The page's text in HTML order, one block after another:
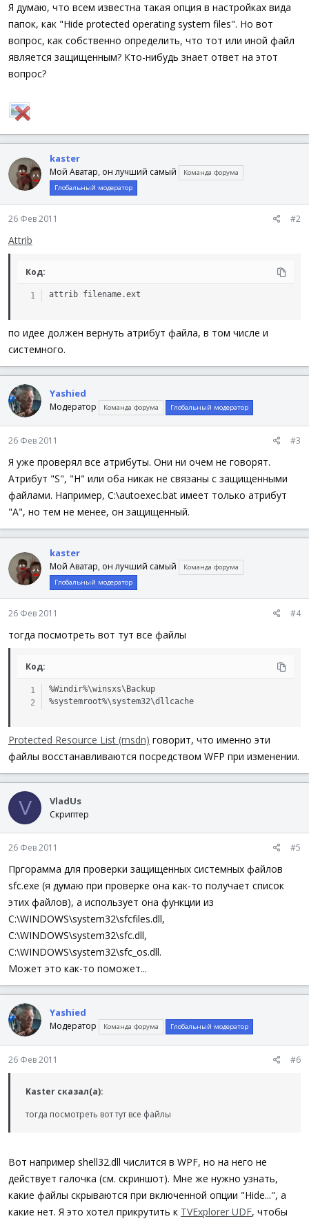
а
Я думаю, что всем известна такая опция в настройках вида
папок, как "Hide protected operating system files". Но вот
вопрос, как собственно определить, что тот или иной файл
является защищенным? Кто-нибудь знает ответ на этот
вопрос?
kaster
Мой Аватар, он лучший самый
Команда форума
Глобальный модератор
26 Фев 2011 #2
Attrib
Код:
attrib filename.ext
по идее должен вернуть атрибут файла, в том числе и
системного.
Yashied
Модератор Команда форума Глобальный модератор
26 Фев 2011 #3
Я уже проверял все атрибуты. Они ни очем не говорят.
Атрибут "S", "H" или оба никак не связаны с защищенными
файлами. Например, C:\autoexec.bat имеет только атрибут
"A", но тем не менее, он защищенный.
kaster
Мой Аватар, он лучший самый
Команда форума
Глобальный модератор
26 Фев 2011 #4
тогда посмотреть вот тут все файлы
Код:
%Windir%\winsxs\Backup
%systemroot%\system32\dllcache
Protected Resource List (msdn) говорит, что именно эти
файлы восстанавливаются посредством WFP при изменении.
V VladUs
Скриптер
26 Фев 2011 #5
Пргорамма для проверки защищенных системных файлов
sfc.exe (я думаю при проверке она как-то получает список
этих файлов), а использует она функции из
C:\WINDOWS\system32\sfcfiles.dll,
C:\WINDOWS\system32\sfc.dll,
C:\WINDOWS\system32\sfc_os.dll.
Может это как-то поможет...
Yashied
Модератор Команда форума Глобальный модератор
26 Фев 2011 #6
Kaster сказал(а):
тогда посмотреть вот тут все файлы
Вот например shell32.dll числится в WPF, но на него не
действует галочка (см. скриншот). Мне же нужно узнать,
какие файлы скрываются при включенной опции "Hide...", а
какие нет. Я это хотел прикрутить к TVExplorer UDF, чтобы